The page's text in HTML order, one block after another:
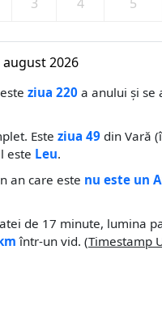
2026
este ziua 220 a anului și se
Este ziua 49 din Vară
este Leu.
an care este nu este un
de 17 minute, lumina
într-un vid. (Timestamp